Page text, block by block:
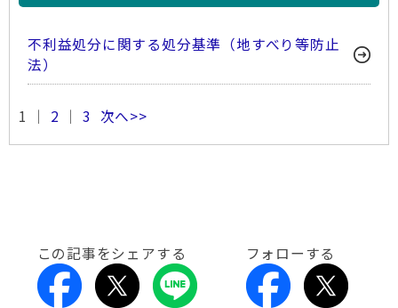
不利益処分に関する処分基準（地すべり等防止
法）
1 ｜ 2 ｜3 次へ>>
この記事をシェアする フォローする